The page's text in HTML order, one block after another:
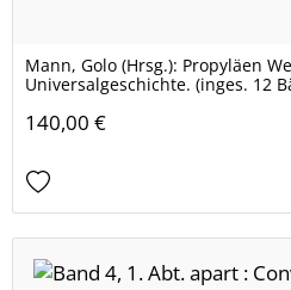
Mann, Golo (Hrsg.): Propyläen
Universalgeschichte. (inges. 12
140,00 €